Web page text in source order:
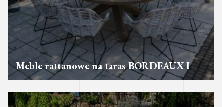
Meble rattanowe na taras BORDEAUX I